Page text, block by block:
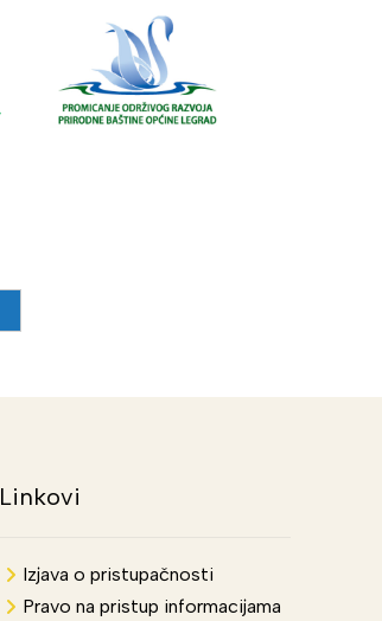
Linkovi
Izjava o pristupačnosti
Pravo na pristup informacijama